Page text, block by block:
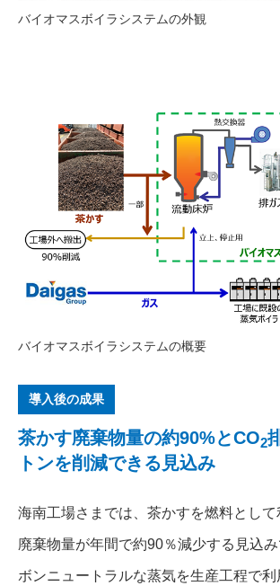
バイオマスボイラシステムの外観
バイオマスボイラシステムの概要
導入後の成果
茶かす廃棄物量の約90%とCO2
トンを削減できる見込み
海南工場さまでは、茶かすを燃料とし
廃棄物量が年間で約90％減少する見込
ボンニュートラルな蒸気を生産工程で利